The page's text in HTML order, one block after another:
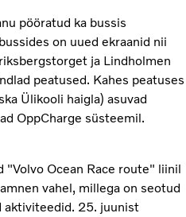
pööratud ka bussis
on uued ekraanid nii
ja Lindholmen
peatused. Kahes peatuses
Ülikooli haigla) asuvad
OppCharge süsteemil.
"Volvo Ocean Race route" liinil
vahel, millega on seotud
aktiviteedid. 25. juunist